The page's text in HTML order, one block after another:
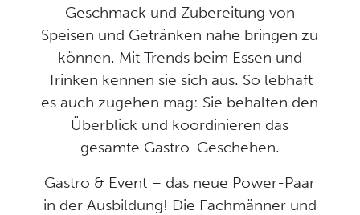
Geschmack und Zubereitung von
Speisen und Getränken nahe bringen zu
können. Mit Trends beim Essen und
Trinken kennen sie sich aus. So lebhaft
es auch zugehen mag: Sie behalten den
Überblick und koordinieren das
gesamte Gastro-Geschehen.
Gastro & Event – das neue Power-Paar
in der Ausbildung! Die Fachmänner und